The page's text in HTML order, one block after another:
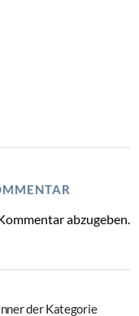
abzugeben.
der Kategorie